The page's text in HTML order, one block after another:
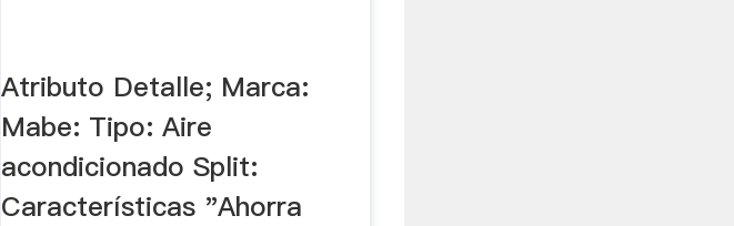
Atributo Detalle; Marca:
Mabe: Tipo: Aire
acondicionado Split:
Características "Ahorra